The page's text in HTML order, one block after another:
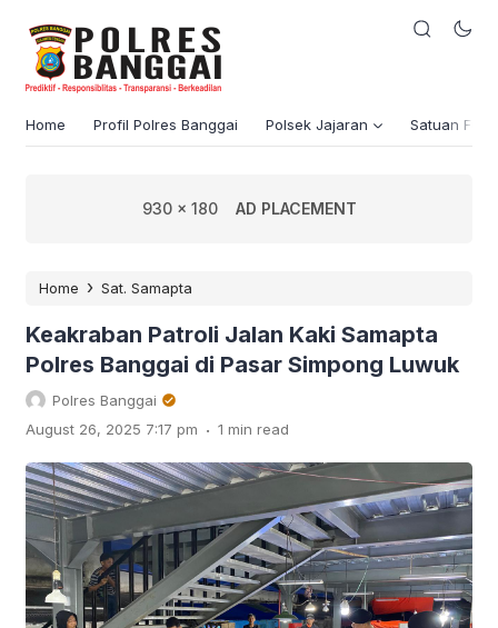
Home Profil Polres Banggai Polsek Jajaran Satuan
930 x 180 AD PLACEMENT
Home › Sat. Samapta
Keakraban Patroli Jalan Kaki Samapta
Polres Banggai di Pasar Simpong Luwuk
Polres Banggai
August 26, 2025 7:17 pm . 1 min read